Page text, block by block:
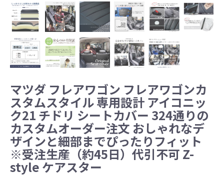
マツダ フレアワゴン フレアワゴンカ
スタムスタイル 専用設計 アイコニッ
ク21 チドリ シートカバー 324通りの
カスタムオーダー注文 おしゃれなデ
ザインと細部までぴったりフィット
※受注生産（約45日）代引不可 Z-
style ケアスター